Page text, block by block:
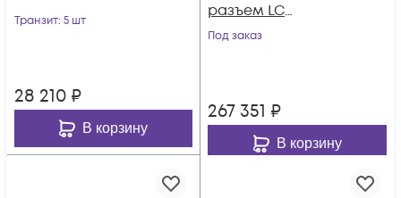
Транзит: 5 шт
28 210 ₽
В корзину
разъем LC
дальность до 80км
Под заказ
267 351 ₽
В корзину